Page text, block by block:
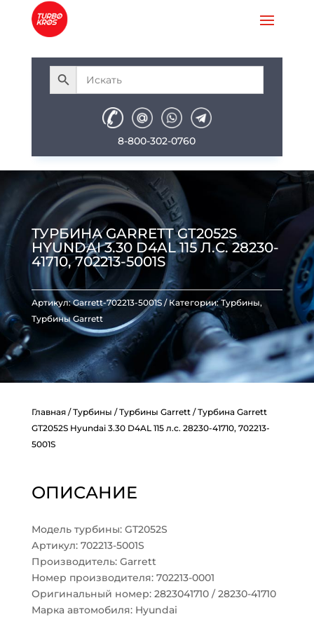
8-800-302-0760
ТУРБИНА GARRETT GT2052S
HYUNDAI 3.30 D4AL 115 Л.С. 28230-
41710, 702213-5001S
Артикул:Garrett-702213-5001S Категории:Турбины,
Турбины Garrett
Главная/Турбины /Турбины Garrett/ Турбина Garrett
GT2052S Hyundai 3.30 D4AL 115 л.с. 28230-41710, 702213-
5001S
ОПИСАНИЕ
Модель турбины: GT2052S
Артикул: 702213-5001S
Производитель: Garrett
Номер производителя: 702213-0001
Оригинальный номер: 2823041710 / 28230-41710
Марка автомобиля: Hyundai